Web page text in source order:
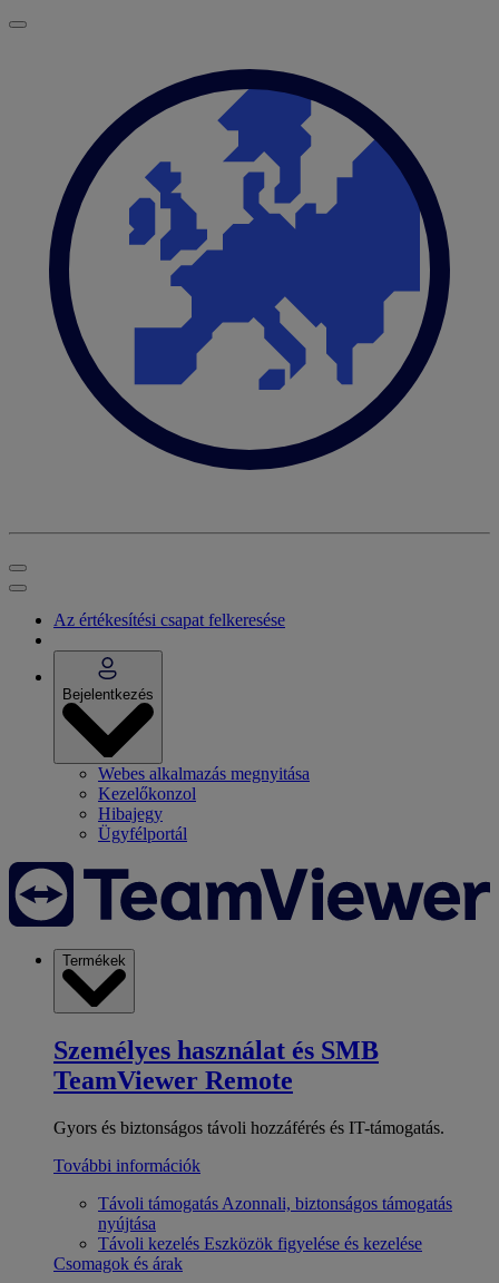
Az értékesítési csapat felkeresése
Bejelentkezés
Webes alkalmazás megnyitása
Kezelőkonzol
Hibajegy
Ügyfélportál
Termékek
Személyes használat és SMB
TeamViewer Remote
Gyors és biztonságos távoli hozzáférés és IT-támogatás.
További információk
Távoli támogatás Azonnali, biztonságos támogatás
nyújtása
Távoli kezelés Eszközök figyelése és kezelése
Csomagok és árak